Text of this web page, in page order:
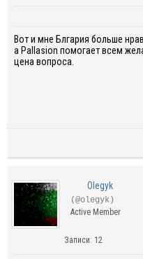
Вот и мне Блгария больше
а Pallasion помогает всем
цена вопроса.
Olegyk
(@olegyk)
Active Member
Записи: 12